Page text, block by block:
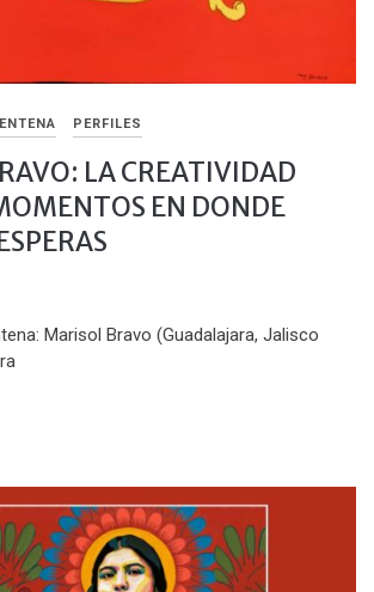
PERFILES
LA CREATIVIDAD
EN DONDE
Marisol Bravo (Guadalajara, Jalisco